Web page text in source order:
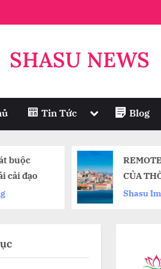
SHASU NEWS
Tin Tức Toggle
menu
Blog
REMOTE WORK – VISA
CỦA THỜI ĐẠI MỚI
Shasu Immigration